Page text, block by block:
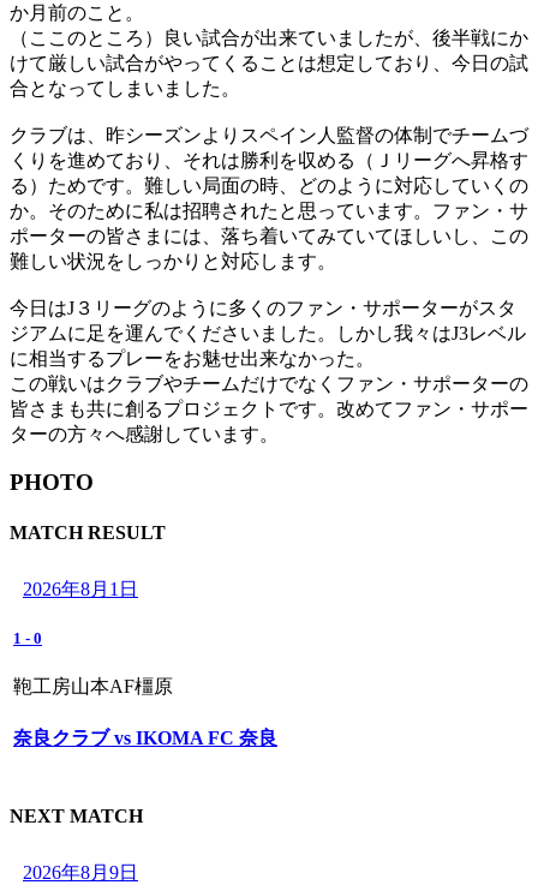
か月前のこと。
（ここのところ）良い試合が出来ていましたが、後半戦にか
けて厳しい試合がやってくることは想定しており、今日の試
合となってしまいました。
クラブは、昨シーズンよりスペイン人監督の体制でチームづ
くりを進めており、それは勝利を収める（Ｊリーグへ昇格す
る）ためです。難しい局面の時、どのように対応していくの
か。そのために私は招聘されたと思っています。ファン・サ
ポーターの皆さまには、落ち着いてみていてほしいし、この
難しい状況をしっかりと対応します。
今日はJ３リーグのように多くのファン・サポーターがスタ
ジアムに足を運んでくださいました。しかし我々はJ3レベル
に相当するプレーをお魅せ出来なかった。
この戦いはクラブやチームだけでなくファン・サポーターの
皆さまも共に創るプロジェクトです。改めてファン・サポー
ターの方々へ感謝しています。
PHOTO
MATCH RESULT
2026年8月1日
1 - 0
鞄工房山本AF橿原
奈良クラブ vs IKOMA FC 奈良
NEXT MATCH
2026年8月9日